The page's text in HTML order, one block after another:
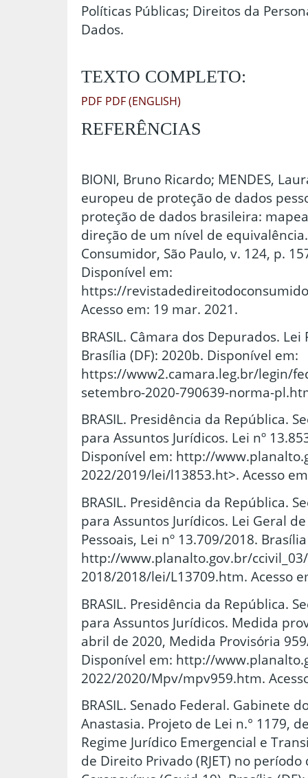
Políticas Públicas; Direitos da
Dados.
TEXTO COMPLETO:
PDF PDF (ENGLISH)
REFERÊNCIAS
BIONI, Bruno Ricardo; MENDES,
europeu de proteção de dados
proteção de dados brasileira:
direção de um nível de
Consumidor, São Paulo, v. 124, p.
Disponível em:
https://
Acesso em: 19 mar. 2021.
BRASIL. Câmara dos Depurados.
Brasília (DF): 2020b. Disponível em:
https://www2.camara.leg.br/legin/
setembro-2020-790639-norma-
BRASIL. Presidência da República.
para Assuntos Jurídicos. Lei nº
Disponível em: http://
2022/2019/lei/l13853.ht>. Acesso
BRASIL. Presidência da República.
para Assuntos Jurídicos. Lei Geral
Pessoais, Lei nº 13.709/2018.
http://www.planalto.gov.br/
2018/2018/lei/L13709.htm. Acesso
BRASIL. Presidência da República.
para Assuntos Jurídicos. Medida
abril de 2020, Medida Provisória
Disponível em: http://
2022/2020/Mpv/mpv959.htm.
BRASIL. Senado Federal. Gabinete
Anastasia. Projeto de Lei n.° 1179,
Regime Jurídico Emergencial e
de Direito Privado (RJET) no